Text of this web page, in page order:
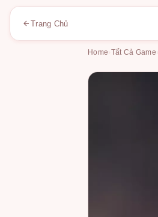
Trang Chủ
Home Tất Cả Game